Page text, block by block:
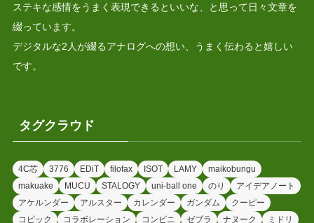
ステキな感情をうまく表現できるといいな、と思って日々文章を
綴っています。
デジタルな2人が綴るアナログへの想い、うまく伝わると嬉しい
です。
タグクラウド
4C芯 3776 EDiT filofax ISOT LAMY
maikobungu
makuake
MUCU STALOGY uni-ball one のり
アイデアノート
アケルンダー
アルスター カレンダー ガンダム
クーピー
コピック
コラボレーション コンビニ ゼブラ ナヌーク ミドリ